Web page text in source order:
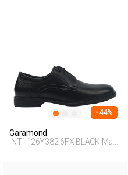
- 44%
Garamond
INT1126Y382 6FX BLACK Man